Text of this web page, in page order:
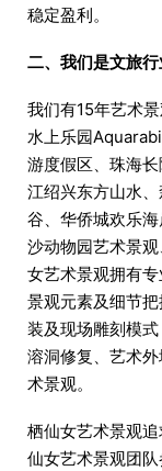
稳定盈利。
二、我们是文旅
我们有15年艺术
水上乐园‌
游度假区、珠海
江绍兴东方山水
谷、华侨城欢乐
沙动物园艺术景
女艺术景观拥有
景观元素及细节
装及现场雕刻模式
溶洞修复、艺术
术景观。
栖仙女艺术景观
仙女艺术景观团